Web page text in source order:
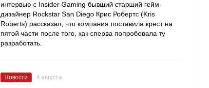
интервью с Insider Gaming бывший старший гейм-
дизайнер Rockstar San Diego Крис Робертс (Kris
Roberts) рассказал, что компания поставила крест на
пятой части после того, как сперва попробовала ту
разработать.
Новости 4 августа